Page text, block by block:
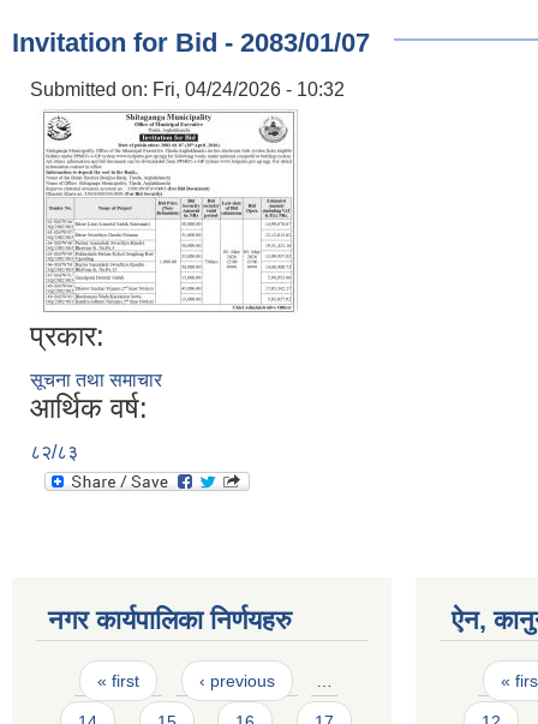
Invitation for Bid - 2083/01/07
Submitted on: Fri, 04/24/2026 - 10:32
प्रकार:
सूचना तथा समाचार
आर्थिक वर्ष:
८२/८३
नगर कार्यपालिका निर्णयहरु
Pages
« first ‹ previous
ऐन,
Pages
«